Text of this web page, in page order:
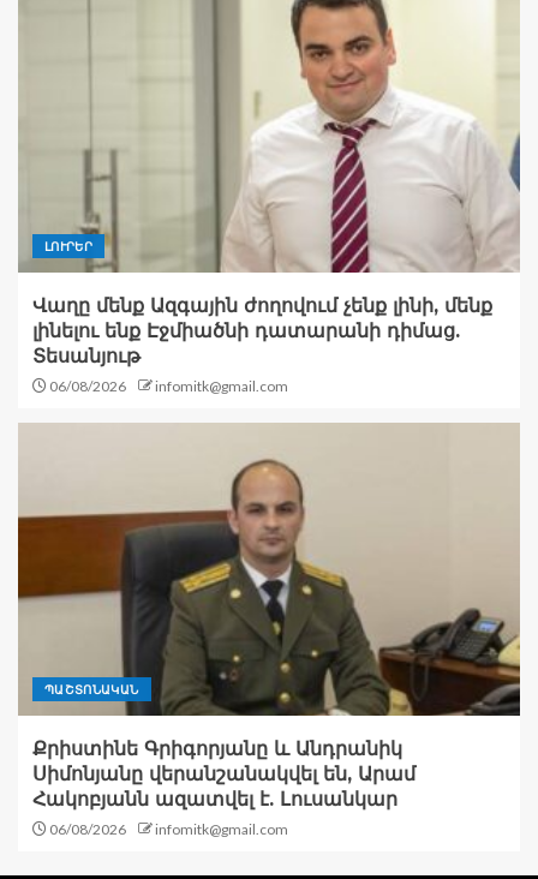
ԼՈՒՐԵՐ
Վաղը մենք Ազգային ժողովում չենք լինի, մենք
լինելու ենք Էջմիածնի դատարանի դիմաց.
Տեսանյութ
06/08/2026 infomitk@gmail.com
ՊԱՇՏՈՆԱԿԱՆ
Քրիստինե Գրիգորյանը և Անդրանիկ
Սիմոնյանը վերանշանակվել են, Արամ
Հակոբյանն ազատվել է. Լուսանկար
06/08/2026 infomitk@gmail.com